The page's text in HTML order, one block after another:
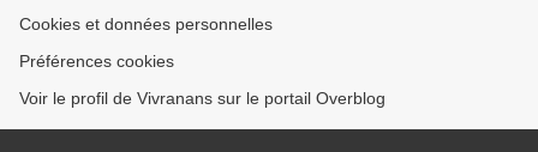
Cookies et données personnelles
Préférences cookies
Voir le profil de Vivranans sur le portail Overblog